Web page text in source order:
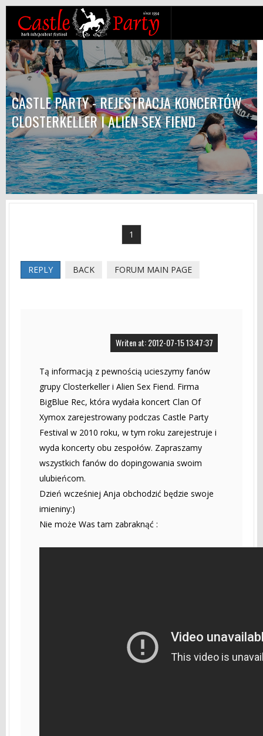
CASTLE PARTY - REJESTRACJA KONCERTÓW
CLOSTERKELLER I ALIEN SEX FIEND
1
REPLY BACK FORUM MAIN PAGE
Writen at: 2012-07-15 13:47:37
Tą informacją z pewnością ucieszymy fanów
grupy Closterkeller i Alien Sex Fiend. Firma
BigBlue Rec, która wydała koncert Clan Of
Xymox zarejestrowany podczas Castle Party
Festival w 2010 roku, w tym roku zarejestruje i
wyda koncerty obu zespołów. Zapraszamy
wszystkich fanów do dopingowania swoim
ulubieńcom.
Dzień wcześniej Anja obchodzić będzie swoje
imieniny:)
Nie może Was tam zabraknąć :